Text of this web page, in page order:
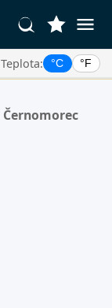
Teplota: °C °F
Černomorec